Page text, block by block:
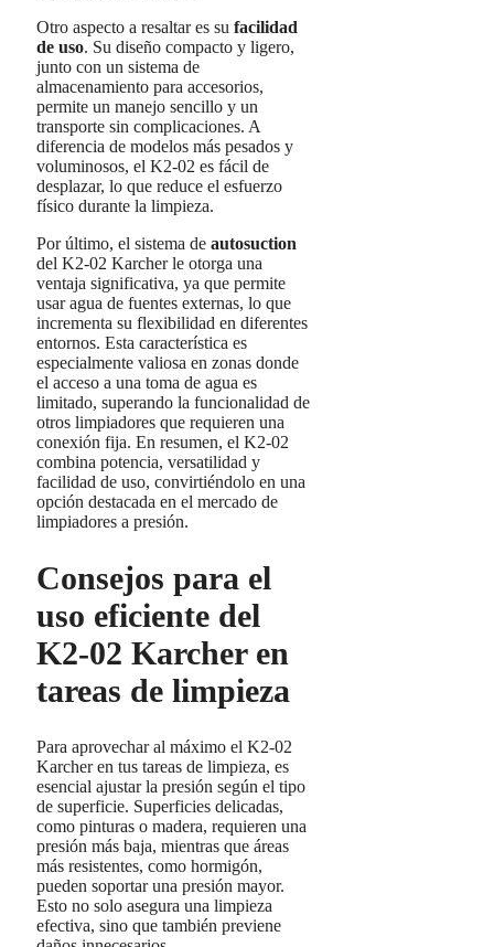
Otro aspecto a resaltar es su facilidad
de uso. Su diseño compacto y ligero,
junto con un sistema de
almacenamiento para accesorios,
permite un manejo sencillo y un
transporte sin complicaciones. A
diferencia de modelos más pesados y
voluminosos, el K2-02 es fácil de
desplazar, lo que reduce el esfuerzo
físico durante la limpieza.
Por último, el sistema de autosuction
del K2-02 Karcher le otorga una
ventaja significativa, ya que permite
usar agua de fuentes externas, lo que
incrementa su flexibilidad en diferentes
entornos. Esta característica es
especialmente valiosa en zonas donde
el acceso a una toma de agua es
limitado, superando la funcionalidad de
otros limpiadores que requieren una
conexión fija. En resumen, el K2-02
combina potencia, versatilidad y
facilidad de uso, convirtiéndolo en una
opción destacada en el mercado de
limpiadores a presión.
Consejos para el
uso eficiente del
K2-02 Karcher en
tareas de limpieza
Para aprovechar al máximo el K2-02
Karcher en tus tareas de limpieza, es
esencial ajustar la presión según el tipo
de superficie. Superficies delicadas,
como pinturas o madera, requieren una
presión más baja, mientras que áreas
más resistentes, como hormigón,
pueden soportar una presión mayor.
Esto no solo asegura una limpieza
efectiva, sino que también previene